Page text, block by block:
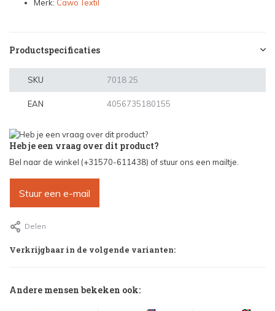
Merk: Cawö Textil
Productspecificaties
SKU 7018 25
EAN 4056735180155
Heb je een vraag over dit product?
Bel naar de winkel (+31570-611438) of stuur ons een mailtje.
Stuur een e-mail
Delen
Verkrijgbaar in de volgende varianten:
Andere mensen bekeken ook: